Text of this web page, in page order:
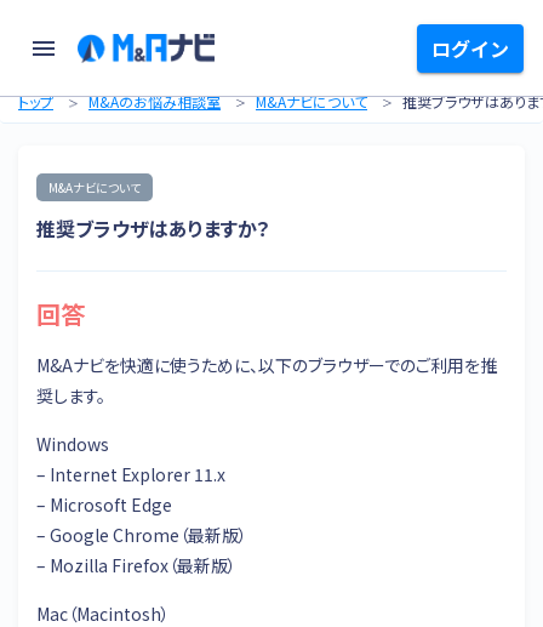
ログイン
トップ M&Aのお悩み相談室 M&Aナビについて 推奨ブラウザはありま
M&Aナビについて
推奨ブラウザはありますか？
回答
M&Aナビを快適に使うために、以下のブラウザーでのご利用を推
奨します。
Windows
– Internet Explorer 11.x
– Microsoft Edge
– Google Chrome（最新版）
– Mozilla Firefox（最新版）
Mac（Macintosh）